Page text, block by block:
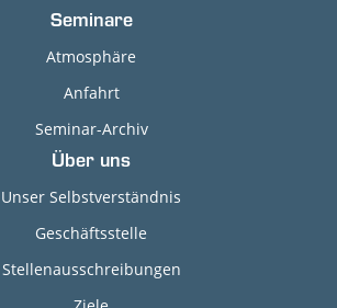
Seminare
Atmosphäre
Anfahrt
Seminar-Archiv
Über uns
Unser Selbstverständnis
Geschäftsstelle
Stellenausschreibungen